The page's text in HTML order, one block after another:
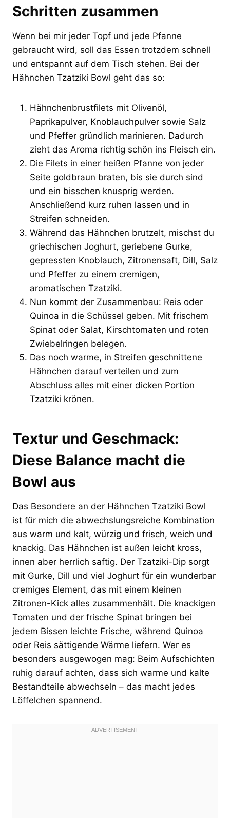
Schritten zusammen
Wenn bei mir jeder Topf und jede Pfanne
gebraucht wird, soll das Essen trotzdem schnell
und entspannt auf dem Tisch stehen. Bei der
Hähnchen Tzatziki Bowl geht das so:
Hähnchenbrustfilets mit Olivenöl,
Paprikapulver, Knoblauchpulver sowie Salz
und Pfeffer gründlich marinieren. Dadurch
zieht das Aroma richtig schön ins Fleisch ein.
Die Filets in einer heißen Pfanne von jeder
Seite goldbraun braten, bis sie durch sind
und ein bisschen knusprig werden.
Anschließend kurz ruhen lassen und in
Streifen schneiden.
Während das Hähnchen brutzelt, mischst du
griechischen Joghurt, geriebene Gurke,
gepressten Knoblauch, Zitronensaft, Dill, Salz
und Pfeffer zu einem cremigen,
aromatischen Tzatziki.
Nun kommt der Zusammenbau: Reis oder
Quinoa in die Schüssel geben. Mit frischem
Spinat oder Salat, Kirschtomaten und roten
Zwiebelringen belegen.
Das noch warme, in Streifen geschnittene
Hähnchen darauf verteilen und zum
Abschluss alles mit einer dicken Portion
Tzatziki krönen.
Textur und Geschmack:
Diese Balance macht die
Bowl aus
Das Besondere an der Hähnchen Tzatziki Bowl
ist für mich die abwechslungsreiche Kombination
aus warm und kalt, würzig und frisch, weich und
knackig. Das Hähnchen ist außen leicht kross,
innen aber herrlich saftig. Der Tzatziki-Dip sorgt
mit Gurke, Dill und viel Joghurt für ein wunderbar
cremiges Element, das mit einem kleinen
Zitronen-Kick alles zusammenhält. Die knackigen
Tomaten und der frische Spinat bringen bei
jedem Bissen leichte Frische, während Quinoa
oder Reis sättigende Wärme liefern. Wer es
besonders ausgewogen mag: Beim Aufschichten
ruhig darauf achten, dass sich warme und kalte
Bestandteile abwechseln – das macht jedes
Löffelchen spannend.